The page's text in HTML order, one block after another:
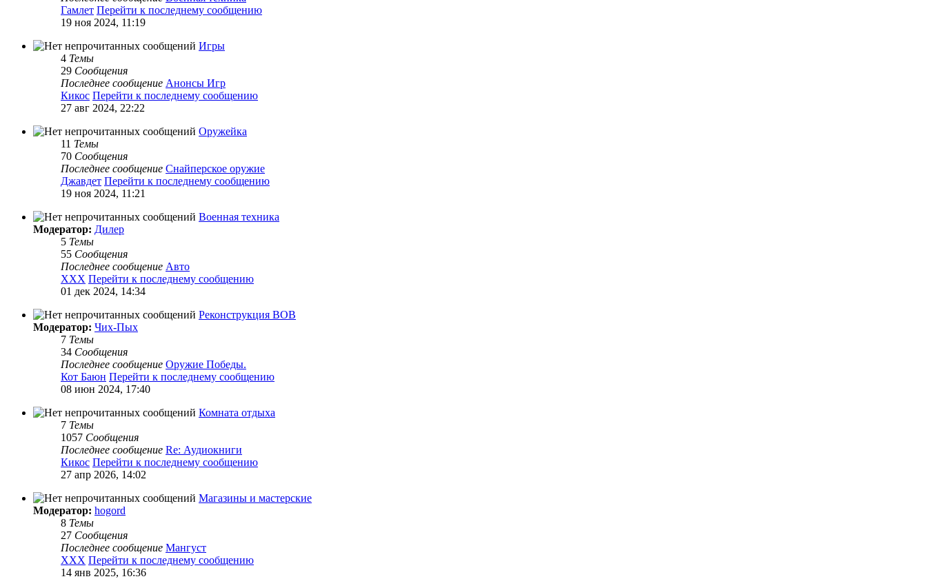
Гамлет Перейти к последнему сообщению
19 ноя 2024, 11:19
Игры
4 Темы
29 Сообщения
Последнее сообщение Анонсы Игр
Кикос Перейти к последнему сообщению
27 авг 2024, 22:22
Оружейка
11 Темы
70 Сообщения
Последнее сообщение Снайперское оружие
Джавдет Перейти к последнему сообщению
19 ноя 2024, 11:21
Военная техника
Модератор: Дилер
5 Темы
55 Сообщения
Последнее сообщение Авто
XXX Перейти к последнему сообщению
01 дек 2024, 14:34
Реконструкция ВОВ
Модератор: Чих-Пых
7 Темы
34 Сообщения
Последнее сообщение Оружие Победы.
Кот Баюн Перейти к последнему сообщению
08 июн 2024, 17:40
Комната отдыха
7 Темы
1057 Сообщения
Последнее сообщение Re: Аудиокниги
Кикос Перейти к последнему сообщению
27 апр 2026, 14:02
Магазины и мастерские
Модератор: hogord
8 Темы
27 Сообщения
Последнее сообщение Мангуст
XXX Перейти к последнему сообщению
14 янв 2025, 16:36